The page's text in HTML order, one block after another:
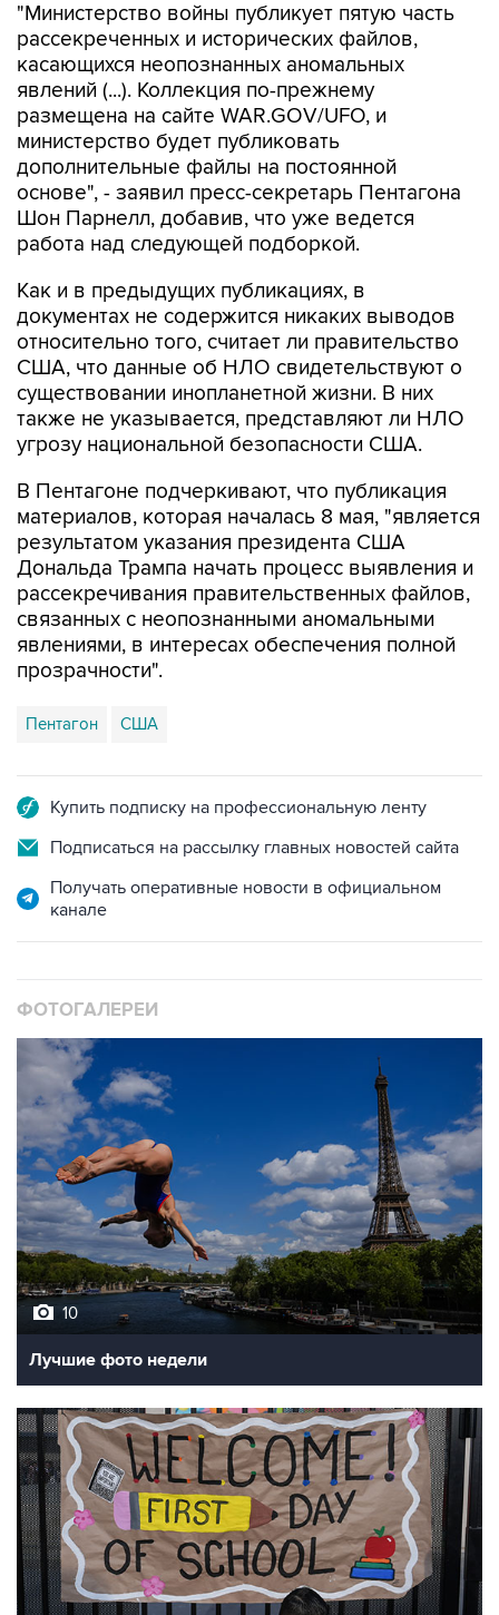
"Министерство войны публикует пятую часть
рассекреченных и исторических файлов,
касающихся неопознанных аномальных
явлений (...). Коллекция по-прежнему
размещена на сайте WAR.GOV/UFO, и
министерство будет публиковать
дополнительные файлы на постоянной
основе", - заявил пресс-секретарь Пентагона
Шон Парнелл, добавив, что уже ведется
работа над следующей подборкой.
Как и в предыдущих публикациях, в
документах не содержится никаких выводов
относительно того, считает ли правительство
США, что данные об НЛО свидетельствуют о
существовании инопланетной жизни. В них
также не указывается, представляют ли НЛО
угрозу национальной безопасности США.
В Пентагоне подчеркивают, что публикация
материалов, которая началась 8 мая, "является
результатом указания президента США
Дональда Трампа начать процесс выявления и
рассекречивания правительственных файлов,
связанных с неопознанными аномальными
явлениями, в интересах обеспечения полной
прозрачности".
Пентагон США
Купить подписку на профессиональную ленту
Подписаться на рассылку главных новостей сайта
Получать оперативные новости в официальном
канале
ФОТОГАЛЕРЕИ
10
Лучшие фото недели